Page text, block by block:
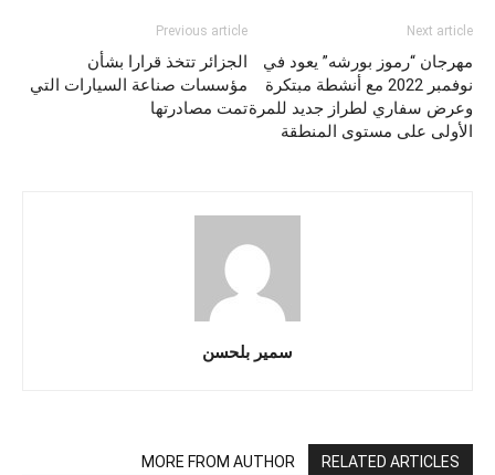
Previous article
الجزائر تتخذ قرارا بشأن
مؤسسات صناعة السيارات التي
تمت مصادرتها
Next article
مهرجان “رموز بورشه” يعود في
نوفمبر ‎2022 مع أنشطة مبتكرة
وعرض سفاري لطراز جديد للمرة
الأولى على مستوى المنطقة
سمير بلحسن
RELATED ARTICLES
MORE FROM AUTHOR